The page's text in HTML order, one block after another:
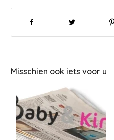
Misschien ook iets voor u